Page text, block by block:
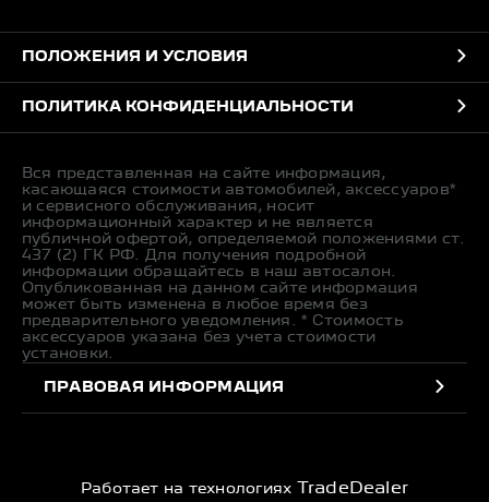
ПОЛОЖЕНИЯ И УСЛОВИЯ
ПОЛИТИКА КОНФИДЕНЦИАЛЬНОСТИ
Вся представленная на сайте информация,
касающаяся стоимости автомобилей, аксессуаров*
и сервисного обслуживания, носит
информационный характер и не является
публичной офертой, определяемой положениями ст.
437 (2) ГК РФ. Для получения подробной
информации обращайтесь в наш автосалон.
Опубликованная на данном сайте информация
может быть изменена в любое время без
предварительного уведомления. * Стоимость
аксессуаров указана без учета стоимости
установки.
ПРАВОВАЯ ИНФОРМАЦИЯ
Работает на технологиях TradeDealer